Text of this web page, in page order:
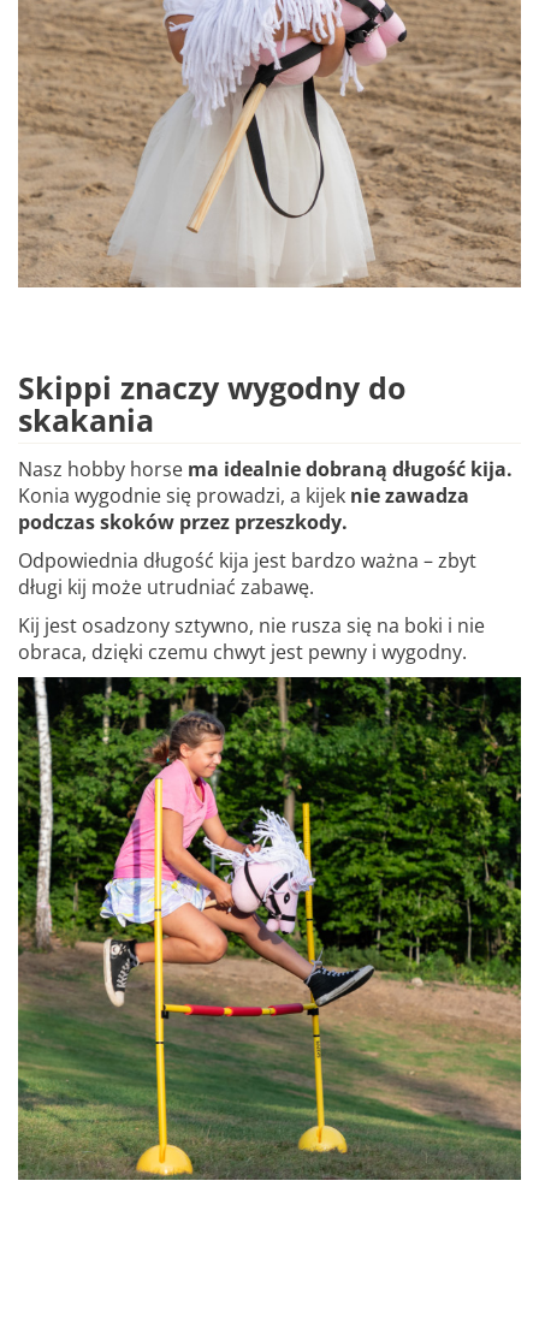
Skippi znaczy wygodny do
skakania
Nasz hobby horse ma idealnie dobraną długość kija.
Konia wygodnie się prowadzi, a kijek nie zawadza
podczas skoków przez przeszkody.
Odpowiednia długość kija jest bardzo ważna – zbyt
długi kij może utrudniać zabawę.
Kij jest osadzony sztywno, nie rusza się na boki i nie
obraca, dzięki czemu chwyt jest pewny i wygodny.